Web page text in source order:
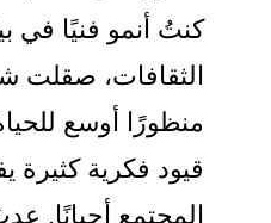
كنتُ أنمو فنيًا في
الثقافات، صقلت
منظورًا أوسع
قيود فكرية كثيرة
المجتمع أحيانًا.